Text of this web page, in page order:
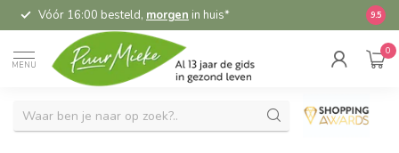
Vóór 16:00 besteld, morgen in huis* 9.5
MENU
0